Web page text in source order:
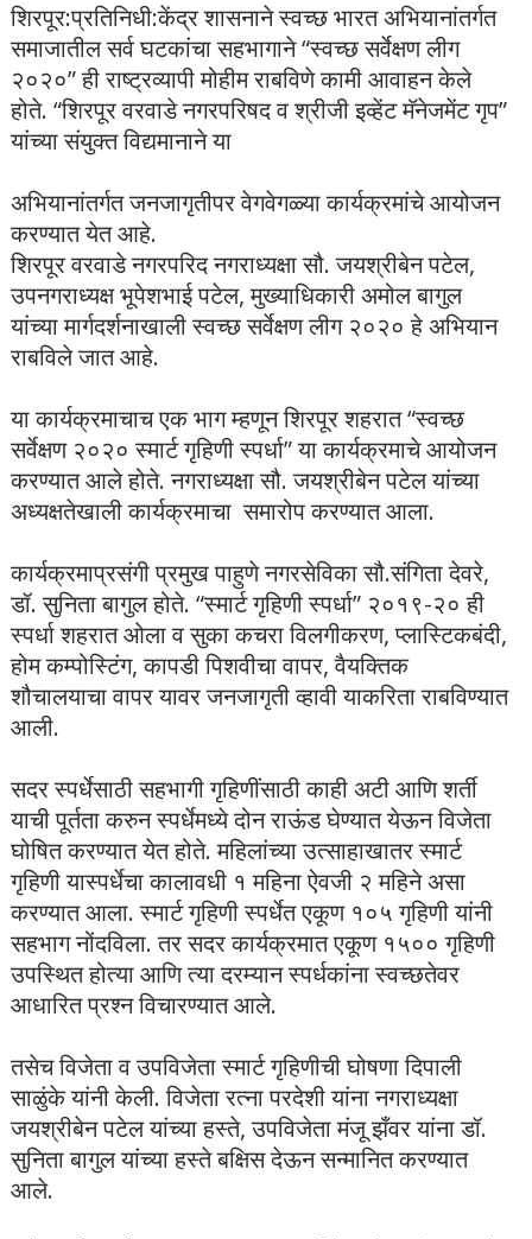
शिरपूर:प्रतिनिधी:केंद्र शासनाने स्वच्छ भारत अभियानांतर्गत
समाजातील सर्व घटकांचा सहभागाने “स्वच्छ सर्वेक्षण लीग
२०२०” ही राष्ट्रव्यापी मोहीम राबविणे कामी आवाहन केले
होते. “शिरपूर वरवाडे नगरपरिषद व श्रीजी इव्हेंट मॅनेजमेंट गृप”
यांच्या संयुक्त विद्यमानाने या
अभियानांतर्गत जनजागृतीपर वेगवेगळ्या कार्यक्रमांचे आयोजन
करण्यात येत आहे.
शिरपूर वरवाडे नगरपरिद नगराध्यक्षा सौ. जयश्रीबेन पटेल,
उपनगराध्यक्ष भूपेशभाई पटेल, मुख्याधिकारी अमोल बागुल
यांच्या मार्गदर्शनाखाली स्वच्छ सर्वेक्षण लीग २०२० हे अभियान
राबविले जात आहे.
या कार्यक्रमाचाच एक भाग म्हणून शिरपूर शहरात “स्वच्छ
सर्वेक्षण २०२० स्मार्ट गृहिणी स्पर्धा” या कार्यक्रमाचे आयोजन
करण्यात आले होते. नगराध्यक्षा सौ. जयश्रीबेन पटेल यांच्या
अध्यक्षतेखाली कार्यक्रमाचा समारोप करण्यात आला.
कार्यक्रमाप्रसंगी प्रमुख पाहुणे नगरसेविका सौ.संगिता देवरे,
डॉ. सुनिता बागुल होते. “स्मार्ट गृहिणी स्पर्धा” २०१९-२० ही
स्पर्धा शहरात ओला व सुका कचरा विलगीकरण, प्लास्टिकबंदी,
होम कम्पोस्टिंग, कापडी पिशवीचा वापर, वैयक्तिक
शौचालयाचा वापर यावर जनजागृती व्हावी याकरिता राबविण्यात
आली.
सदर स्पर्धेसाठी सहभागी गृहिणींसाठी काही अटी आणि शर्ती
याची पूर्तता करुन स्पर्धेमध्ये दोन राऊंड घेण्यात येऊन विजेता
घोषित करण्यात येत होते. महिलांच्या उत्साहाखातर स्मार्ट
गृहिणी यास्पर्धेचा कालावधी १ महिना ऐवजी २ महिने असा
करण्यात आला. स्मार्ट गृहिणी स्पर्धेत एकूण १०५ गृहिणी यांनी
सहभाग नोंदविला. तर सदर कार्यक्रमात एकूण १५०० गृहिणी
उपस्थित होत्या आणि त्या दरम्यान स्पर्धकांना स्वच्छतेवर
आधारित प्रश्न विचारण्यात आले.
तसेच विजेता व उपविजेता स्मार्ट गृहिणीची घोषणा दिपाली
साळुंके यांनी केली. विजेता रत्ना परदेशी यांना नगराध्यक्षा
जयश्रीबेन पटेल यांच्या हस्ते, उपविजेता मंजू झँवर यांना डॉ.
सुनिता बागुल यांच्या हस्ते बक्षिस देऊन सन्मानित करण्यात
आले.